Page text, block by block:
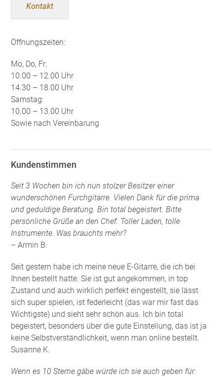
Kontakt
Öffnungszeiten:
Mo, Do, Fr:
10.00 – 12.00 Uhr
14.30 – 18.00 Uhr
Samstag:
10.00 – 13.00 Uhr
Sowie nach Vereinbarung
Kundenstimmen
Seit 3 Wochen bin ich nun stolzer Besitzer einer
wunderschönen Furchgitarre. Vielen Dank für die prima
und geduldige Beratung. Bin total begeistert. Bitte
persönliche Grüße an den Chef. Toller Laden, tolle
Instrumente. Was brauchts mehr?
– Armin B.
Seit gestern habe ich meine neue E-Gitarre, die ich bei
Ihnen bestellt hatte. Sie ist gut angekommen, in top
Zustand und auch wirklich perfekt eingestellt, sie lässt
sich super spielen, ist federleicht (das war mir fast das
Wichtigste) und sieht sehr schön aus. Ich bin total
begeistert, besonders über die gute Einstellung, das ist ja
keine Selbstverständlichkeit, wenn man online bestellt.
Susanne K.
Wenn es 10 Sterne gäbe würde ich sie auch geben für: